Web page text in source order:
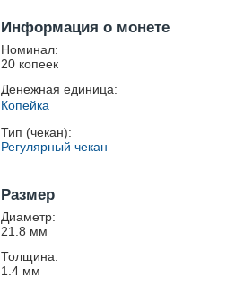
Информация о монете
Номинал:
20 копеек
Денежная единица:
Копейка
Тип (чекан):
Регулярный чекан
Размер
Диаметр:
21.8 мм
Толщина:
1.4 мм